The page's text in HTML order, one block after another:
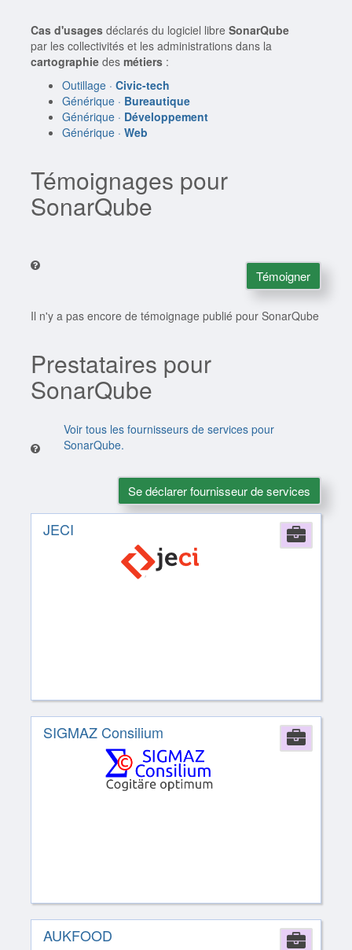
Cas d'usages déclarés du logiciel libreSonarQube
par les collectivités et les administrations dans la
cartographie desmétiers :
Outillage ·Civic-tech
Générique · Bureautique
Générique · Développement
Générique ·Web
Témoignages pour
SonarQube
Témoigner
Il n'y a pas encore de témoignage publié pour SonarQube
Prestataires pour
SonarQube
Voir tous les fournisseurs de services pour
SonarQube.
Se déclarer fournisseur de services
JECI
SIGMAZ Consilium
AUKFOOD